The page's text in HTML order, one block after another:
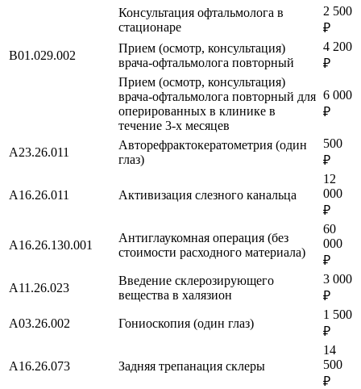
Консультация офтальмолога в
стационаре
2 500
₽
B01.029.002
Прием (осмотр, консультация)
врача-офтальмолога повторный
4 200
₽
Прием (осмотр, консультация)
врача-офтальмолога повторный для
оперированных в клинике в
течение 3-х месяцев
6 000
₽
A23.26.011
Авторефрактокератометрия (один
глаз)
500
₽
A16.26.011 Активизация слезного канальца
12
000
₽
A16.26.130.001
Антиглаукомная операция (без
стоимости расходного материала)
60
000
₽
A11.26.023
Введение склерозирующего
вещества в халязион
3 000
₽
A03.26.002
Гониоскопия (один глаз)
1 500
₽
A16.26.073 Задняя трепанация склеры
14
500
₽